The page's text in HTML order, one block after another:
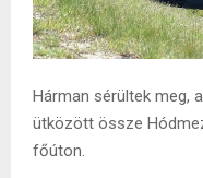
Hárman sérültek meg,
ütközött össze
főúton.